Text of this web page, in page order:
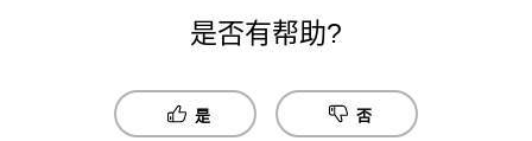
是否有帮助?
是 否